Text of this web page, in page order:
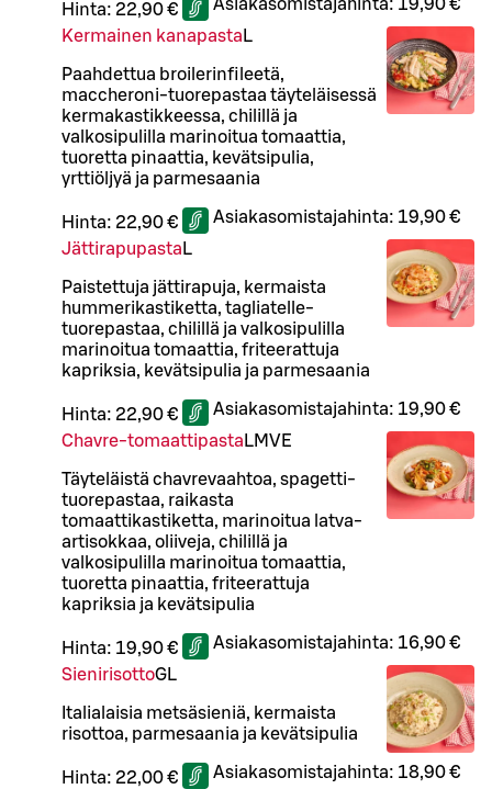
Hinta: 22,90 € Asiakasomistajahinta: 19,90 €
Kermainen kanapasta L
Paahdettua broilerinfileetä,
maccheroni-tuorepastaa täyteläisessä
kermakastikkeessa, chilillä ja
valkosipulilla marinoitua tomaattia,
tuoretta pinaattia, kevätsipulia,
yrttiöljyä ja parmesaania
Hinta: 22,90 € Asiakasomistajahinta: 19,90 €
Jättirapupasta L
Paistettuja jättirapuja, kermaista
hummerikastiketta, tagliatelle-
tuorepastaa, chilillä ja valkosipulilla
marinoitua tomaattia, friteerattuja
kapriksia, kevätsipulia ja parmesaania
Hinta: 22,90 € Asiakasomistajahinta: 19,90 €
Chavre-tomaattipasta LMVE
Täyteläistä chavrevaahtoa, spagetti-
tuorepastaa, raikasta
tomaattikastiketta, marinoitua latva-
artisokkaa, oliiveja, chilillä ja
valkosipulilla marinoitua tomaattia,
tuoretta pinaattia, friteerattuja
kapriksia ja kevätsipulia
Hinta: 19,90 € Asiakasomistajahinta: 16,90 €
SienirisottoGL
Italialaisia metsäsieniä, kermaista
risottoa, parmesaania ja kevätsipulia
Hinta: 22,00 € Asiakasomistajahinta: 18,90 €